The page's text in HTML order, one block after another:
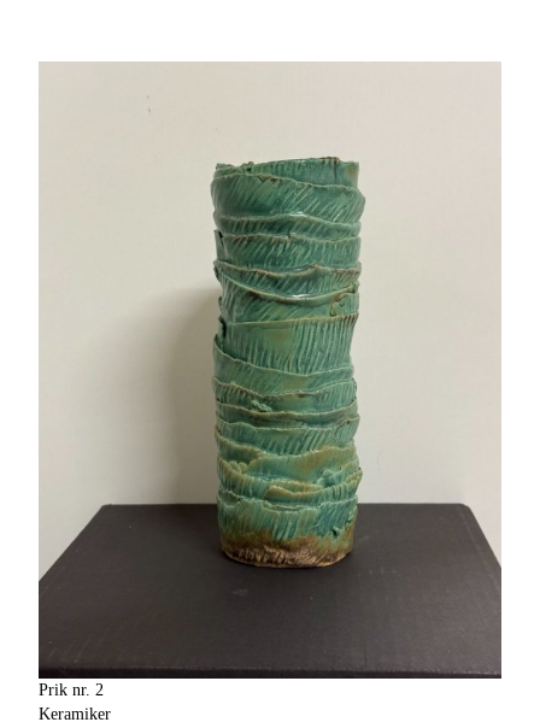
Prik nr. 2
Keramiker